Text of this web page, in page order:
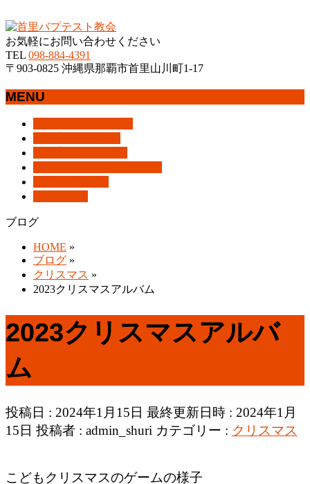
お気軽にお問い合わせください
TEL 098-884-4391
〒903-0825 沖縄県那覇市首里山川町1-17
MENU
す
ブログ
HOME »
ブログ »
クリスマス »
2023クリスマスアルバム
2023クリスマスアルバ
ム
投稿日 : 2024年1月15日 最終更新日時 : 2024年1月
15日 投稿者 : admin_shuri カテゴリー : クリスマス
こどもクリスマスのゲームの様子